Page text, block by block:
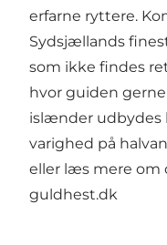
erfarne ryttere.
Sydsjællands
som ikke findes
hvor guiden
islænder udbydes
varighed på
eller læs mere om
guldhest.dk